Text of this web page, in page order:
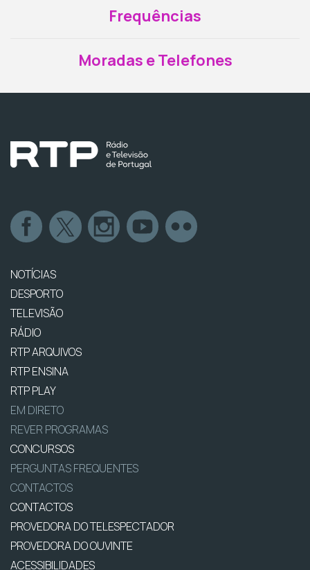
Frequências
Moradas e Telefones
NOTÍCIAS
DESPORTO
TELEVISÃO
RÁDIO
RTP ARQUIVOS
RTP ENSINA
RTP PLAY
EM DIRETO
REVER PROGRAMAS
CONCURSOS
PERGUNTAS FREQUENTES
CONTACTOS
CONTACTOS
PROVEDORA DO TELESPECTADOR
PROVEDORA DO OUVINTE
ACESSIBILIDADES